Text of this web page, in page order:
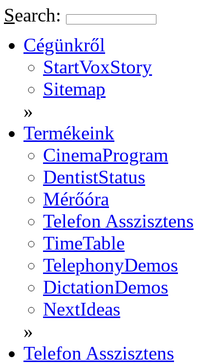
Search:
Cégünkről
StartVoxStory
Sitemap
»
Termékeink
CinemaProgram
DentistStatus
Mérőóra
Telefon Asszisztens
TimeTable
TelephonyDemos
DictationDemos
NextIdeas
»
Telefon Asszisztens